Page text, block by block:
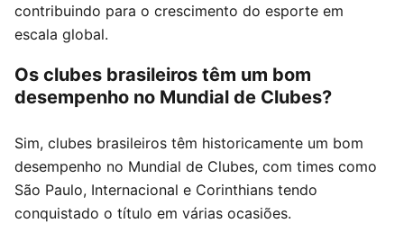
contribuindo para o crescimento do esporte em
escala global.
Os clubes brasileiros têm um bom
desempenho no Mundial de Clubes?
Sim, clubes brasileiros têm historicamente um bom
desempenho no Mundial de Clubes, com times como
São Paulo, Internacional e Corinthians tendo
conquistado o título em várias ocasiões.